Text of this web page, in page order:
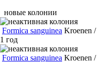
новые колонии
Formica sanguinea Kroenen /
1 год
Formica sanguinea Kroenen /